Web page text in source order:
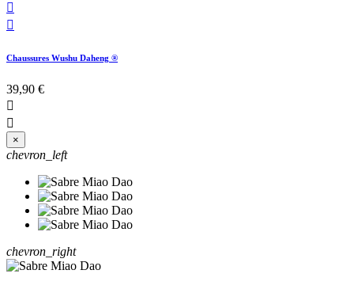


Chaussures Wushu Daheng ®
39,90 €


×
chevron_left
chevron_right